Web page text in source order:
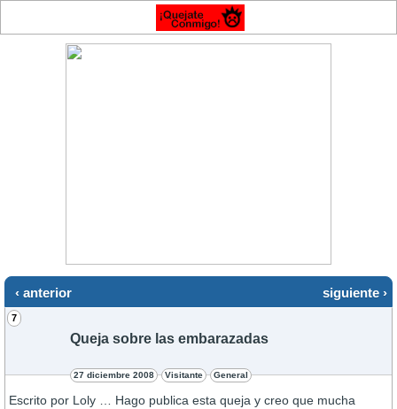
‹ anterior siguiente ›
7
Queja sobre las embarazadas
27 diciembre 2008 Visitante General
Escrito por Loly … Hago publica esta queja y creo que mucha